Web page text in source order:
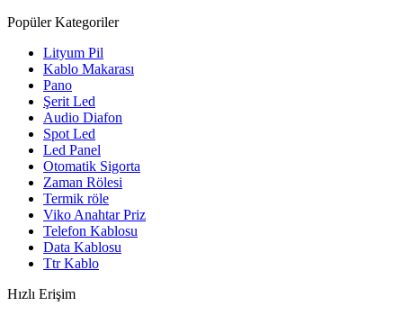
Popüler Kategoriler
Lityum Pil
Kablo Makarası
Pano
Şerit Led
Audio Diafon
Spot Led
Led Panel
Otomatik Sigorta
Zaman Rölesi
Termik röle
Viko Anahtar Priz
Telefon Kablosu
Data Kablosu
Ttr Kablo
Hızlı Erişim